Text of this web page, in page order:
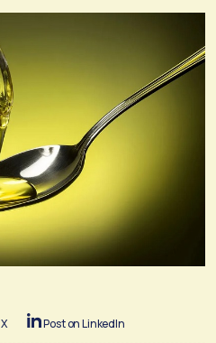
Post on LinkedIn